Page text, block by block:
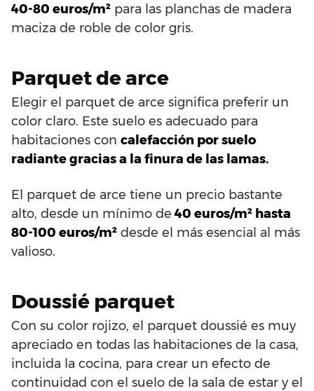
40-80 euros/m² para las planchas de madera
maciza de roble de color gris.
Parquet de arce
Elegir el parquet de arce significa preferir un
color claro. Este suelo es adecuado para
habitaciones con calefacción por suelo
radiante gracias a la finura de las lamas.
El parquet de arce tiene un precio bastante
alto, desde un mínimo de 40 euros/m² hasta
80-100 euros/m² desde el más esencial al más
valioso.
Doussié parquet
Con su color rojizo, el parquet doussié es muy
apreciado en todas las habitaciones de la casa,
incluida la cocina, para crear un efecto de
continuidad con el suelo de la sala de estar y el